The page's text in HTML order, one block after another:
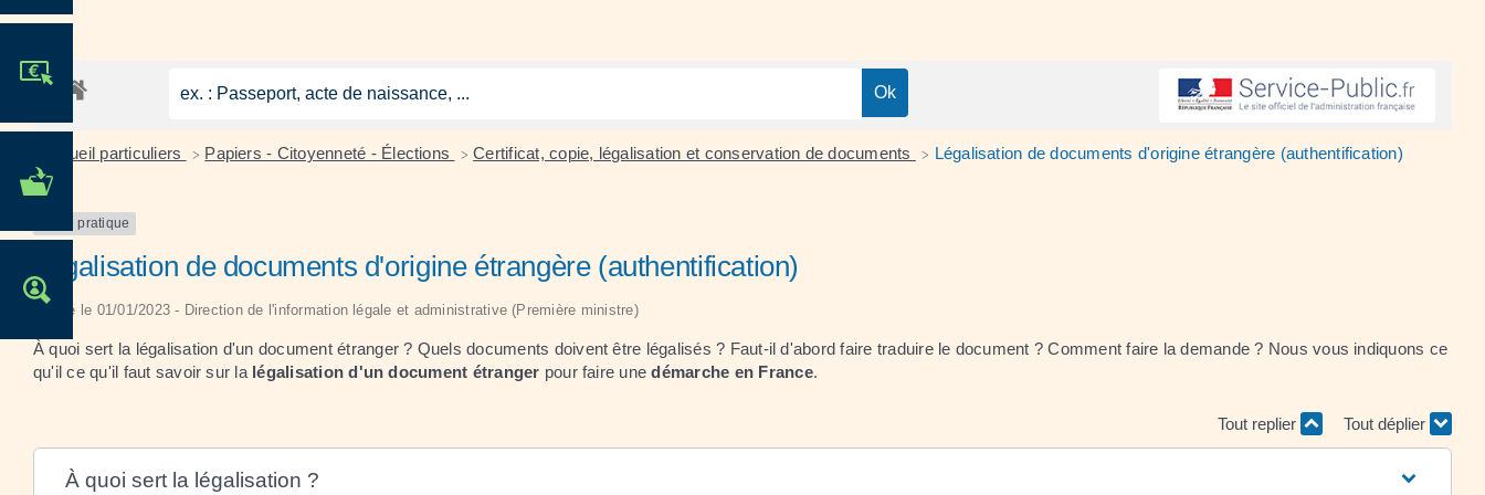
MES DÉMARCHES
Accueil particuliers > Papiers - Citoyenneté - Élections > Certificat, copie, légalisation et conservation de documents > Légalisation de documents d'origine étrangère (authentification)
Fiche pratique
Légalisation de documents d'origine étrangère (authentification)
Vérifié le 01/01/2023 - Direction de l'information légale et administrative (Première ministre)
À quoi sert la légalisation d'un document étranger ? Quels documents doivent être légalisés ? Faut-il d'abord faire traduire le document ? Comment faire la demande ? Nous vous indiquons ce
qu'il ce qu'il faut savoir sur la légalisation d'un document étranger pour faire unedémarche en France.
Tout replier Tout déplier
À quoi sert la légalisation ?